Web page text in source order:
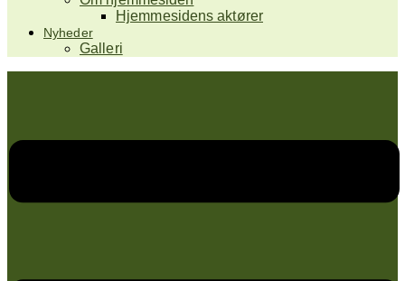
Hjemmesidens aktører
Nyheder
Galleri